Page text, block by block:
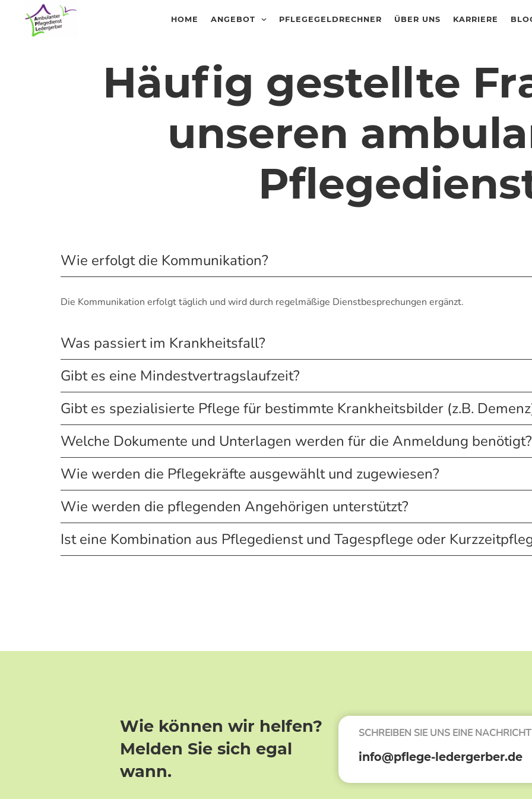
HOME ANGEBOT PFLEGEGELDRECHNER ÜBER UNS KARRIERE
Häufig gestellte
unseren
Wie erfolgt die Kommunikation?
Die Kommunikation erfolgt täglich und wird durch regelmäßige Dienstbesprechungen ergänzt.
Was passiert im Krankheitsfall?
Gibt es eine Mindestvertragslaufzeit?
Gibt es spezialisierte Pflege für bestimmte Krankheitsbilder (z.B.
Welche Dokumente und Unterlagen werden für die Anmeldung benötigt?
Wie werden die Pflegekräfte ausgewählt und zugewiesen?
Wie werden die pflegenden Angehörigen unterstützt?
Ist eine Kombination aus Pflegedienst und Tagespflege oder
Wie können wir helfen?
Melden Sie sich egal
wann.
SCHREIBEN SIE UNS EINE NACHRICHT
info@pflege-ledergerber.de